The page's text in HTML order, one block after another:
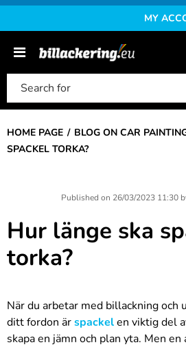
MY
HOME PAGE BLOG ON CAR
SPACKEL TORKA?
Published on 26/03/2023 11:30
Hur länge ska
torka?
När du arbetar med billackning och
ditt fordon ärspackelen viktig del
skapa en jämn och plan yta. Men en